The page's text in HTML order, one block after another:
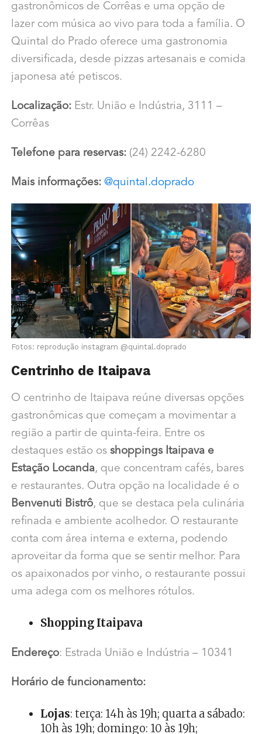
gastronômicos de Corrêas e uma opção de
lazer com música ao vivo para toda a família. O
Quintal do Prado oferece uma gastronomia
diversificada, desde pizzas artesanais e comida
japonesa até petiscos.
Localização: Estr. União e Indústria, 3111 –
Corrêas
Telefone para reservas: (24) 2242-6280
Mais informações: @quintal.doprado
Fotos: reprodução instagram @quintal.doprado
Centrinho de Itaipava
O centrinho de Itaipava reúne diversas opções
gastronômicas que começam a movimentar a
região a partir de quinta-feira. Entre os
destaques estão os shoppings Itaipava e
Estação Locanda, que concentram cafés, bares
e restaurantes. Outra opção na localidade é o
Benvenuti Bistrô, que se destaca pela culinária
refinada e ambiente acolhedor. O restaurante
conta com área interna e externa, podendo
aproveitar da forma que se sentir melhor. Para
os apaixonados por vinho, o restaurante possui
uma adega com os melhores rótulos.
Shopping Itaipava
Endereço: Estrada União e Indústria – 10341
Horário de funcionamento:
Lojas: terça: 14h às 19h; quarta a sábado:
10h às 19h; domingo: 10 às 19h;